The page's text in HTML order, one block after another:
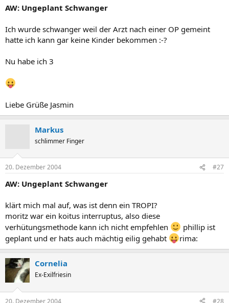
AW: Ungeplant Schwanger
Ich wurde schwanger weil der Arzt nach einer OP gemeint
hatte ich kann gar keine Kinder bekommen :-?
Nu habe ich 3
Liebe Grüße Jasmin
Markus
schlimmer Finger
20. Dezember 2004 #27
AW: Ungeplant Schwanger
klärt mich mal auf, was ist denn ein TROPI?
moritz war ein koitus interruptus, also diese
verhütungsmethode kann ich nicht empfehlen
phillip ist
geplant und er hats auch mächtig eilig gehabt
rima:
Cornelia
Ex-Exilfriesin
20. Dezember 2004 #28